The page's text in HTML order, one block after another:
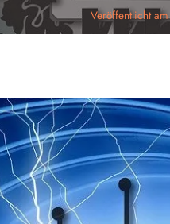
Veröffentlicht am